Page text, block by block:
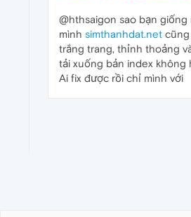
@hthsaigon sao bạn giống
mình simthanhdat.net
trắng trang, thỉnh thoảng
tải xuống bản index không
Ai fix được rồi chỉ mình với